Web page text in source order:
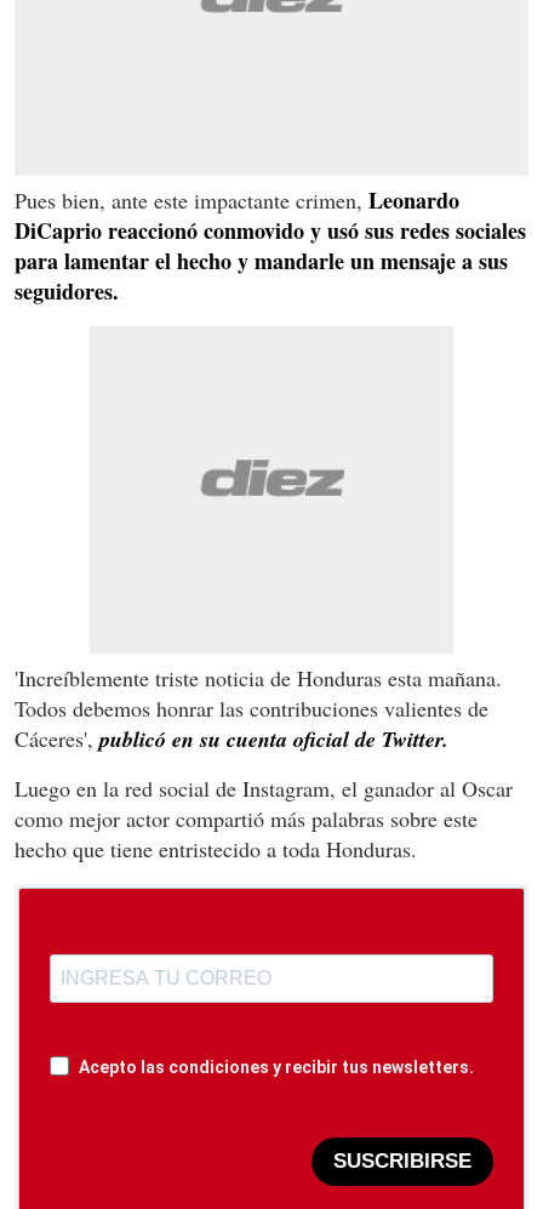
Pues bien, ante este impactante crimen, Leonardo
DiCaprio reaccionó conmovido y usó sus redes sociales
para lamentar el hecho y mandarle un mensaje a sus
seguidores.
'Increíblemente triste noticia de Honduras esta mañana.
Todos debemos honrar las contribuciones valientes de
Cáceres', publicó en su cuenta oficial de Twitter.
Luego en la red social de Instagram, el ganador al Oscar
como mejor actor compartió más palabras sobre este
hecho que tiene entristecido a toda Honduras.
Acepto las condiciones y recibir tus newsletters.
SUSCRIBIRSE